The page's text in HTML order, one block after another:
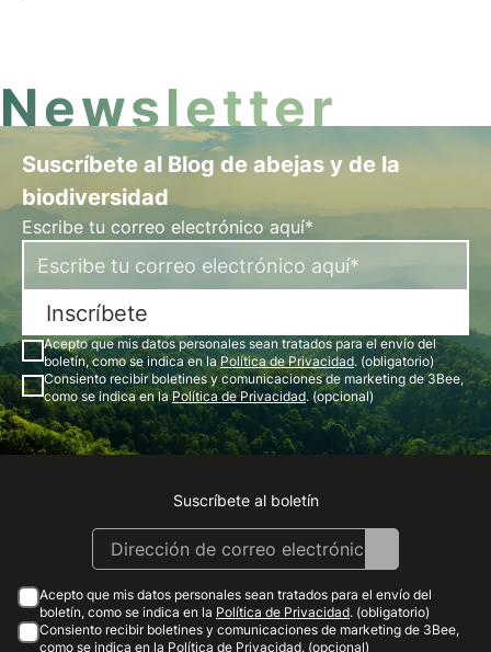
Newsletter
Suscríbete al Blog de abejas y de la
biodiversidad
Escribe tu correo electrónico aquí*
Inscríbete
Acepto que mis datos personales sean tratados para el envío del
boletín, como se indica en laPolítica de Privacidad. (obligatorio)
Consiento recibir boletines y comunicaciones de marketing de 3Bee,
como se indica en laPolítica de Privacidad. (opcional)
Instagram
Facebook
Linkedin
Youtube
Suscríbete al boletín
Acepto que mis datos personales sean tratados para el envío del
boletín, como se indica en la Política de Privacidad. (obligatorio)
Consiento recibir boletines y comunicaciones de marketing de 3Bee,
como se indica en la Política de Privacidad. (opcional)